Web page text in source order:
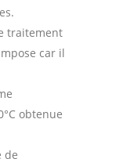
traitement
car il
obtenue
de